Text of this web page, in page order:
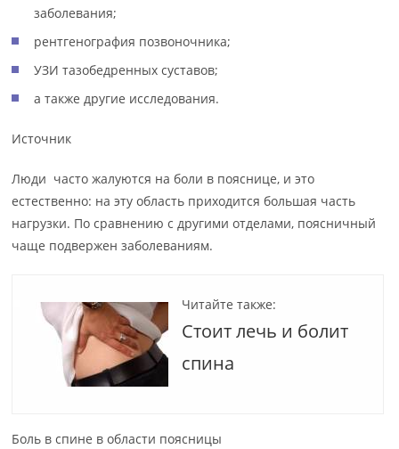
заболевания;
рентгенография позвоночника;
УЗИ тазобедренных суставов;
а также другие исследования.
Источник
Люди часто жалуются на боли в пояснице, и это
естественно: на эту область приходится большая часть
нагрузки. По сравнению с другими отделами, поясничный
чаще подвержен заболеваниям.
Читайте также:
Стоит лечь и болит
спина
Боль в спине в области поясницы